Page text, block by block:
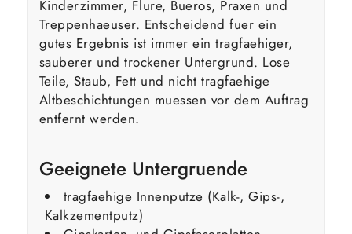
Kinderzimmer, Flure, Bueros, Praxen und
Treppenhaeuser. Entscheidend fuer ein
gutes Ergebnis ist immer ein tragfaehiger,
sauberer und trockener Untergrund. Lose
Teile, Staub, Fett und nicht tragfaehige
Altbeschichtungen muessen vor dem Auftrag
entfernt werden.
Geeignete Untergruende
tragfaehige Innenputze (Kalk-, Gips-,
Kalkzementputz)